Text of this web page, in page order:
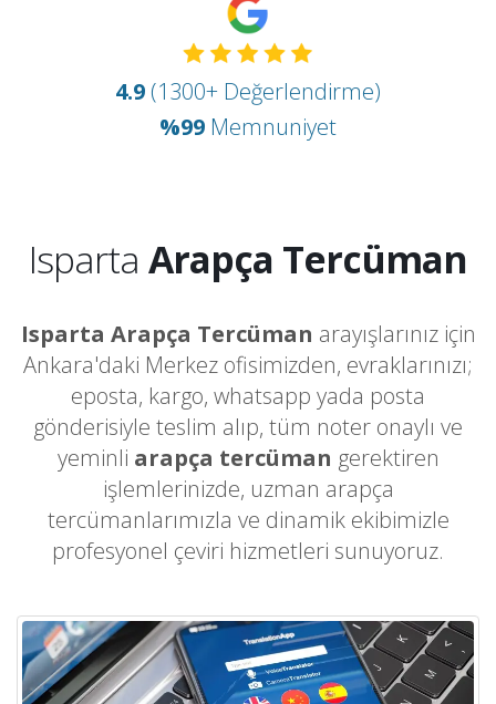
4.9 (1300+ Değerlendirme)
%99 Memnuniyet
Isparta Arapça Tercüman
Isparta Arapça Tercüman arayışlarınız için
Ankara'daki Merkez ofisimizden, evraklarınızı;
eposta, kargo, whatsapp yada posta
gönderisiyle teslim alıp, tüm noter onaylı ve
yeminli arapça tercüman gerektiren
işlemlerinizde, uzman arapça
tercümanlarımızla ve dinamik ekibimizle
profesyonel çeviri hizmetleri sunuyoruz.